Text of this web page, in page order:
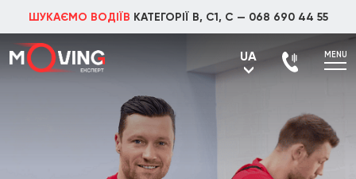
ШУКАЄМО ВОДІЇВ КАТЕГОРІЇ В, С1, С — 068 690 44 55
UA
RU
MENU